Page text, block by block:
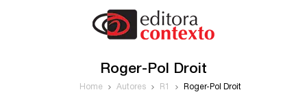
Roger-Pol Droit
Home Autores R1 Roger-Pol Droit